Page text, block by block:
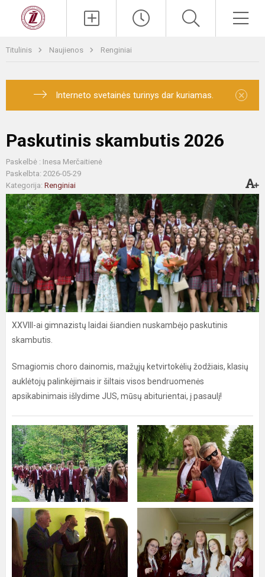
Titulinis Naujienos Renginiai
Interneto svetainės turinys dar kuriamas. ×
Paskutinis skambutis 2026
Paskelbė : Inesa Merčaitienė
Paskelbta: 2026-05-29
Kategorija: Renginiai
XXVIII-ai gimnazistų laidai šiandien nuskambėjo paskutinis
skambutis.
Smagiomis choro dainomis, mažųjų ketvirtokėlių žodžiais, klasių
auklėtojų palinkėjimais ir šiltais visos bendruomenės
apsikabinimais išlydime JUS, mūsų abiturientai, į pasaulį!